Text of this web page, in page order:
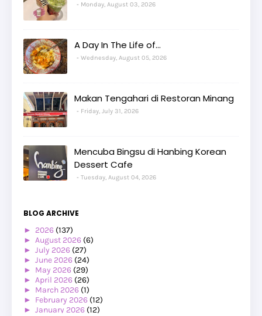
Monday, August 03, 2026
A Day In The Life of...
Wednesday, August 05, 2026
Makan Tengahari di Restoran Minang
Friday, July 31, 2026
Mencuba Bingsu di Hanbing Korean
Dessert Cafe
Tuesday, August 04, 2026
BLOG ARCHIVE
► 2026 (137)
► August 2026 (6)
► July 2026 (27)
► June 2026 (24)
► May 2026 (29)
► April 2026 (26)
► March 2026 (1)
► February 2026 (12)
► January 2026 (12)